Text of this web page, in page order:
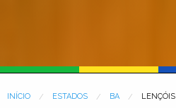
INÍCIO ESTADOS BA LENÇÓIS